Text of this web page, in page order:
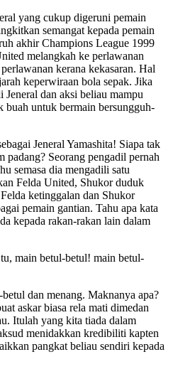
yang cukup digeruni pemain
semangat kepada pemain
akhir Champions League 1999
melangkah ke perlawanan
kerana kekasaran. Hal
keperwiraan bola sepak. Jika
dan aksi beliau mampu
buah untuk bermain bersungguh-
Jeneral Yamashita! Siapa tak
padang? Seorang pengadil pernah
semasa dia mengadili satu
Felda United, Shukor duduk
ketinggalan dan Shukor
pemain gantian. Tahu apa kata
kepada rakan-rakan lain dalam
main betul-betul! main betul-
dan menang. Maknanya apa?
askar biasa rela mati dimedan
Itulah yang kita tiada dalam
menidakkan kredibiliti kapten
pangkat beliau sendiri kepada